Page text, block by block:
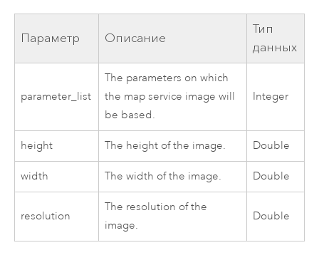
Параметр Описание
Тип
данных
parameter_list
The parameters on which
the map service image will
be based.
Integer
height The height of the image. Double
width The width of the image. Double
resolution
The resolution of the
image.
Double